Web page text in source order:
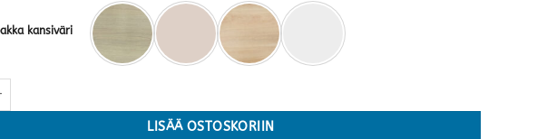
kansiväri
A7.4 jaloilla · useita värejä määrä
LISÄÄ OSTOSKORIIN